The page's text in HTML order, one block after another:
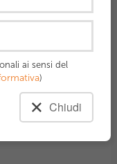
ai sensi del
)
Chiudi